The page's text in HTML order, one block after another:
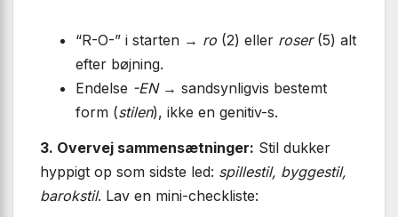
“R-O-” i starten → ro (2) eller roser(5) alt
efter bøjning.
Endelse -EN→ sandsynligvis bestemt
form (stilen), ikke en genitiv-s.
3. Overvej sammensætninger: Stil dukker
hyppigt op som sidste led: spillestil, byggestil,
barokstil. Lav en mini-checkliste: